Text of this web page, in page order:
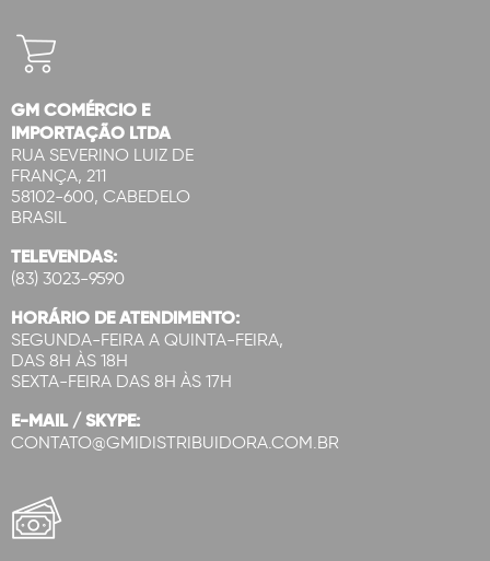
GM COMÉRCIO E
IMPORTAÇÃO LTDA
RUA SEVERINO LUIZ DE
FRANÇA, 211
58102-600, CABEDELO
BRASIL
TELEVENDAS:
(83) 3023-9590
HORÁRIO DE ATENDIMENTO:
SEGUNDA-FEIRA A QUINTA-FEIRA,
DAS 8H ÀS 18H
SEXTA-FEIRA DAS 8H ÀS 17H
E-MAIL / SKYPE:
CONTATO@GMIDISTRIBUIDORA.COM.BR